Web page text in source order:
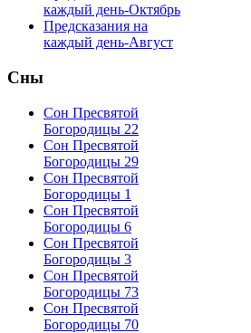
каждый день-Октябрь
Предсказания на
каждый день-Август
Сны
Сон Пресвятой
Богородицы 22
Сон Пресвятой
Богородицы 29
Сон Пресвятой
Богородицы 1
Сон Пресвятой
Богородицы 6
Сон Пресвятой
Богородицы 3
Сон Пресвятой
Богородицы 73
Сон Пресвятой
Богородицы 70